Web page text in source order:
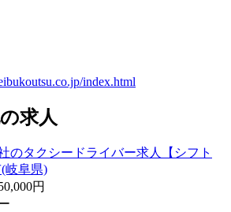
index.html
求人
のタクシードライバー求人【シフト
岐阜県)
円